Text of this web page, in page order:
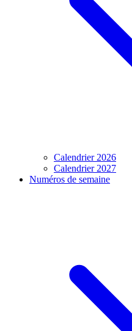
Calendrier 2026
Calendrier 2027
Numéros de semaine